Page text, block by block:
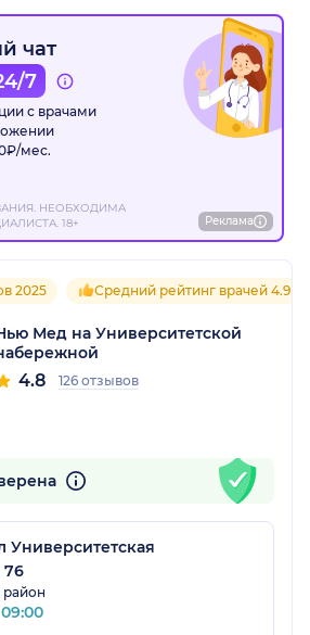
чат
7
с врачами
мес.
НЕОБХОДИМА
18+
Реклама
2025 Средний рейтинг врачей 4.9
Мед на Университетской
4.8 126 отзывов
Университетская
76